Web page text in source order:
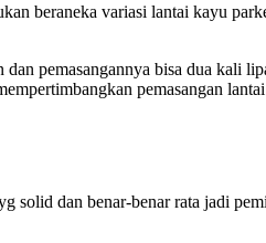
beraneka variasi lantai kayu
pemasangannya bisa dua kali
pemasangan
solid dan benar-benar rata jadi